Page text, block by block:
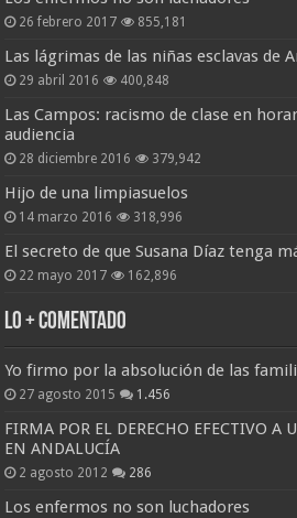
26 febrero 2017 855,181
Las lágrimas de las niñas esclavas de
29 abril 2016 400,848
Las Campos: racismo de clase en
audiencia
28 diciembre 2016 379,942
Hijo de una limpiasuelos
14 marzo 2016 318,996
El secreto de que Susana Díaz tenga
22 mayo 2017 162,896
Lo + Comentado
Yo firmo por la absolución de las
27 agosto 2015 1.456
FIRMA POR EL DERECHO EFECTIVO A
EN ANDALUCÍA
2 agosto 2012 286
Los enfermos no son luchadores